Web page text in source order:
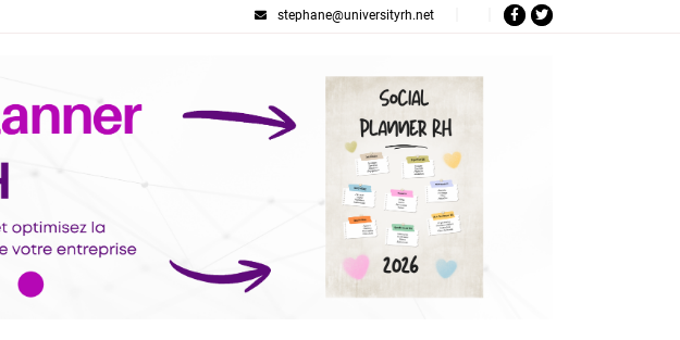
stephane@universityrh.net